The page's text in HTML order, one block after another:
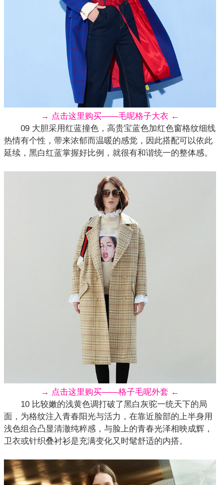
→ 点击这里购买——毛呢格子大衣 ←
09 大胆采用红蓝撞色，高贵宝蓝色加红色窗格纹细线
热情有个性，带来浓郁而温暖的感觉，因此搭配可以依此
延续，黑白红蓝掌握好比例，就很有和谐统一的整体感。
→ 点击这里购买——格子毛呢外套 ←
10 比较嫩的浅黄色调打破了黑白灰驼一统天下的局
面，为格纹注入青春阳光与活力，在靠近脸部的上半身用
浅色组合凸显清澈纯粹感，与脸上的青春光泽相映成辉，
卫衣或针织叠衬衫是充满变化又时髦舒适的内搭。